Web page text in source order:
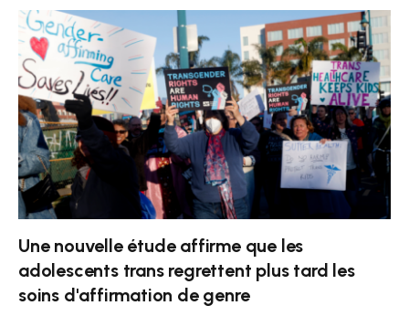
Une nouvelle étude affirme que les
adolescents trans regrettent plus tard les
soins d'affirmation de genre